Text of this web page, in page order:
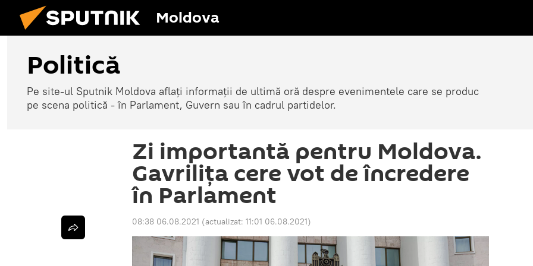
Moldova
Politică
Pe site-ul Sputnik Moldova aflați informații de ultimă oră despre evenimentele care se produc
pe scena politică - în Parlament, Guvern sau în cadrul partidelor.
Zi importantă pentru Moldova.
Gavrilița cere vot de încredere
în Parlament
08:38 06.08.2021 (actualizat: 11:01 06.08.2021)